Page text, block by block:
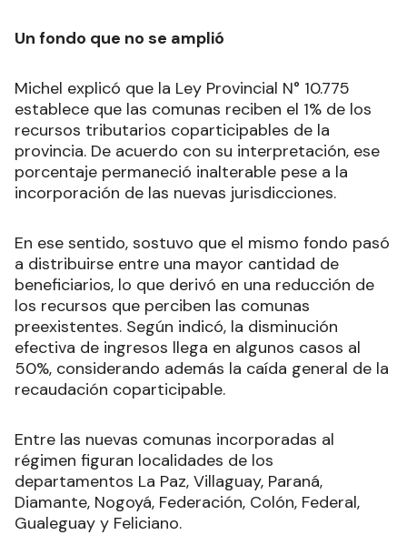
Un fondo que no se amplió
Michel explicó que la Ley Provincial N° 10.775
establece que las comunas reciben el 1% de los
recursos tributarios coparticipables de la
provincia. De acuerdo con su interpretación, ese
porcentaje permaneció inalterable pese a la
incorporación de las nuevas jurisdicciones.
En ese sentido, sostuvo que el mismo fondo pasó
a distribuirse entre una mayor cantidad de
beneficiarios, lo que derivó en una reducción de
los recursos que perciben las comunas
preexistentes. Según indicó, la disminución
efectiva de ingresos llega en algunos casos al
50%, considerando además la caída general de la
recaudación coparticipable.
Entre las nuevas comunas incorporadas al
régimen figuran localidades de los
departamentos La Paz, Villaguay, Paraná,
Diamante, Nogoyá, Federación, Colón, Federal,
Gualeguay y Feliciano.